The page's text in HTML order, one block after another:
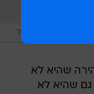
וואלה, צילום מסך
שהיא לא
שהיא לא